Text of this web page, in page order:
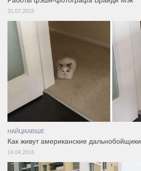
31.07.2015
НАЙЦІКАВІШЕ
Как живут американские дальнобойщики
14.04.2016